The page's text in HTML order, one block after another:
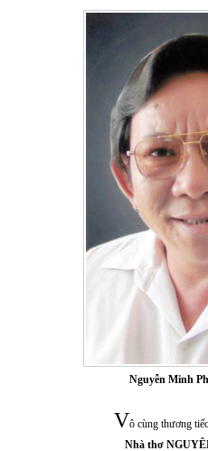
Nguyễn Minh
Vô cùng thương
Nhà thơ